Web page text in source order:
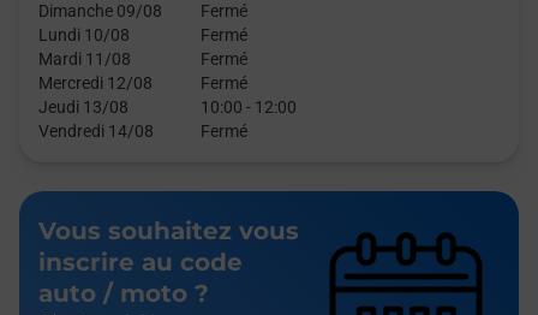
Dimanche 09/08
Fermé
Lundi 10/08
Fermé
Mardi 11/08
Fermé
Mercredi 12/08
Fermé
Jeudi 13/08
10:00 - 12:00
Vendredi 14/08
Fermé
Vous souhaitez vous
inscrire au code
auto / moto ?